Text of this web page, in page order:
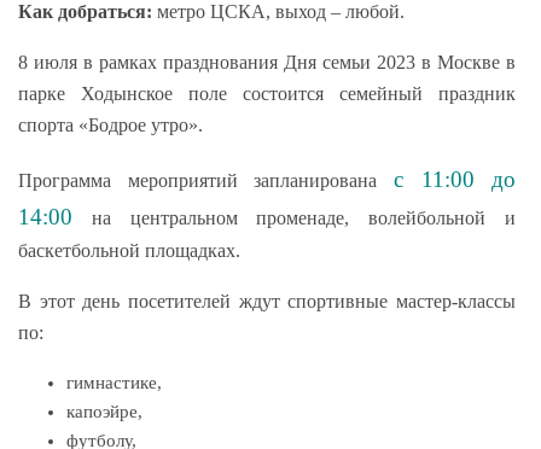
Как добраться: метро ЦСКА, выход – любой.
8 июля в рамках празднования Дня семьи 2023 в Москве в
парке Ходынское поле состоится семейный праздник
спорта «Бодрое утро».
Программа мероприятий запланирована с 11:00 до
14:00 на центральном променаде, волейбольной и
баскетбольной площадках.
В этот день посетителей ждут спортивные мастер-классы
по:
гимнастике,
капоэйре,
футболу,